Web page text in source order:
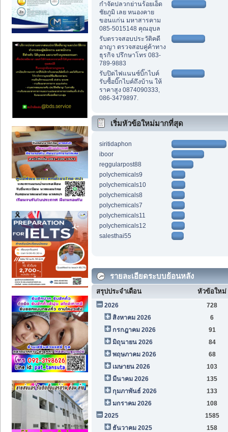
กำจัดปลวกย่านร้อยเอ็ด
ชัยภูมิ เลย หนองคาย
ขอนแก่น มหาสารคาม
085-5015148 คุณอุบล
รับตรวจสอบประวัติคดี
อาญา ตรวจสอบคู่ค้าทาง
ธุรกิจ ปรึกษาโทร 083-
789-9883
รับปิดไฟแนนซ์บิ๊กไบค์
รับซื้อบิ๊กไบค์ถึงบ้าน ให้
ราคาสูง 0874090333,
086-3479897.
เริ่มหัวข้อใหม่มากที่สุด
siritidaphon
iboor
reggularpost88
polychemicals9
polychemicals10
polychemicals8
polychemicals7
polychemicals11
polychemicals12
salesthai55
รายละเอียดระบบย้อนหลัง
สรุปประจำเดือน หัวข้อใหม่
2026
728
สิงหาคม 2026
6
กรกฎาคม 2026
91
มิถุนายน 2026
84
พฤษภาคม 2026
68
เมษายน 2026
103
มีนาคม 2026
135
กุมภาพันธ์ 2026
133
มกราคม 2026
108
2025
1585
ธันวาคม 2025
158